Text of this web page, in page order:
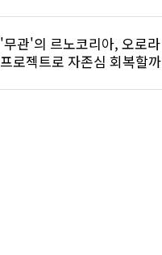
'무관'의 르노코리아, 오로라
프로젝트로 자존심 회복할까